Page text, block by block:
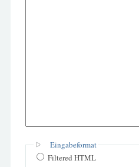
Eingabeformat
Filtered HTML